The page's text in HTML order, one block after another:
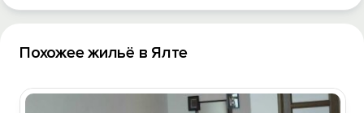
Похожее жильё в Ялте